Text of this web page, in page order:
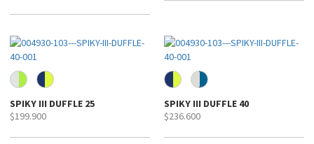
SPIKY III DUFFLE 25
$199.900
SPIKY III DUFFLE 40
$236.600